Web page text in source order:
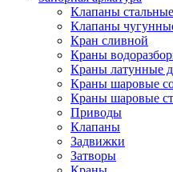
Клапаны стальные
Клапаны
Кран сливной
Краны
Краны латунные
Краны шаровые
Краны шаровые
Приводы
Клапаны
Задвижки
Затворы